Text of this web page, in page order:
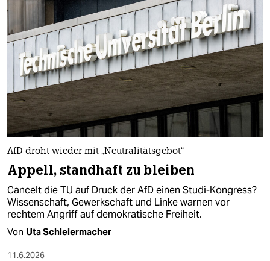
AfD droht wieder mit „Neutralitätsgebot“
Appell, standhaft zu bleiben
Cancelt die TU auf Druck der AfD einen Studi-Kongress?
Wissenschaft, Gewerkschaft und Linke warnen vor
rechtem Angriff auf demokratische Freiheit.
Von Uta Schleiermacher
11.6.2026